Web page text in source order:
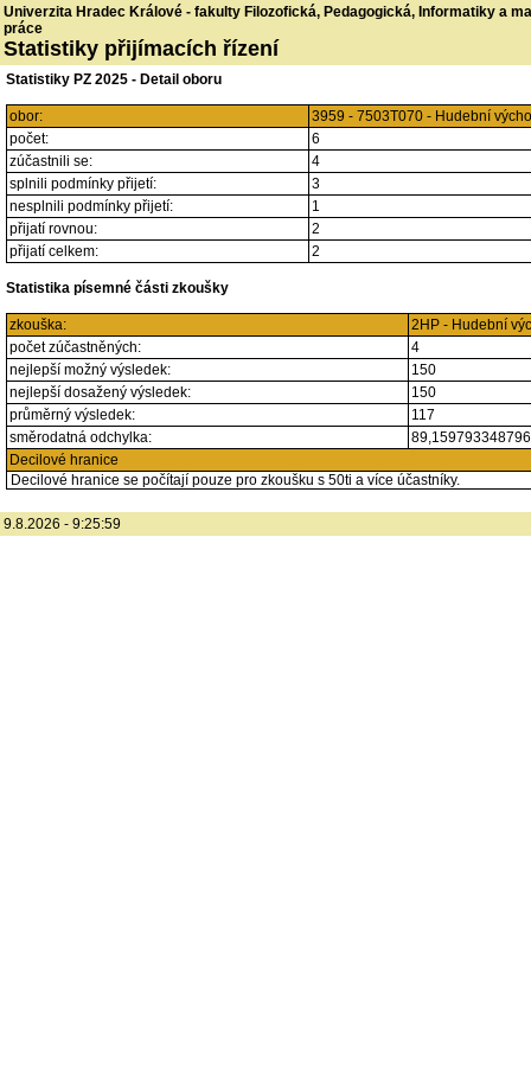
Univerzita Hradec Králové - fakulty Filozofická, Pedagogická, Informatiky a
práce
Statistiky přijímacích řízení
Statistiky PZ 2025 - Detail oboru
obor:
3959 - 7503T070 - Hudební
počet:
6
zúčastnili se:
4
splnili podmínky přijetí:
3
nesplnili podmínky přijetí:
1
přijatí rovnou:
2
přijatí celkem:
2
Statistika písemné části zkoušky
zkouška:
2HP - Hudební
počet zúčastněných:
4
nejlepší možný výsledek:
150
nejlepší dosažený výsledek:
150
průměrný výsledek:
117
směrodatná odchylka:
Decilové hranice
Decilové hranice se počítají pouze pro zkoušku s 50ti a více účastníky.
9.8.2026 - 9:25:59